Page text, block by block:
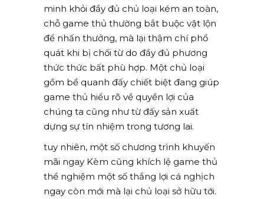
minh khỏi đầy đủ chủ loại kém an toàn,
chỗ game thủ thường bắt buộc vật lộn
để nhấn thưởng, mà lại thậm chí phổ
quát khi bị chối từ do đầy đủ phương
thức thức bất phù hợp. Một chủ loại
gồm bề quanh đấy chiết biệt đang giúp
game thủ hiểu rõ về quyền lợi của
chúng ta cũng như từ đấy sản xuất
dựng sự tín nhiệm trong tương lai.
tuy nhiên, một số chương trình khuyến
mãi ngay Kèm cũng khích lệ game thủ
thể nghiệm một số thắng lợi cá nghịch
ngay còn mới mà lại chủ loại sở hữu tới.